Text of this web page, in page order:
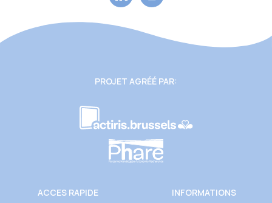
ACCES RAPIDE INFORMATIONS
PROJET AGRÉÉ PAR: